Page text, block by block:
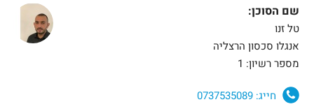
שם הסוכן:
טל זנו
אנגלו סכסון הרצליה
מספר רשיון: 1
חייג: